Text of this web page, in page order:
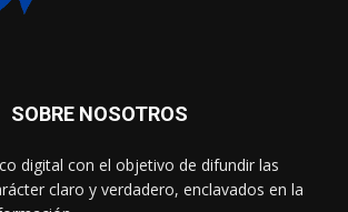
SOBRE NOSOTROS
digital con el objetivo de difundir las
claro y verdadero, enclavados en la